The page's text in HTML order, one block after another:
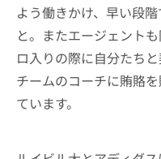
よう働きかけ、早い段
と。またエージェント
ロ入りの際に自分たち
チームのコーチに賄賂
ています。